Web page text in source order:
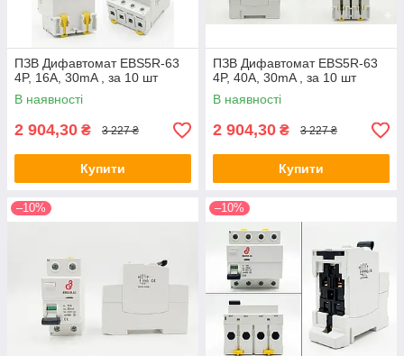
ПЗВ Дифавтомат EBS5R-63
4P, 16A, 30mA , за 10 шт
В наявності
2 904,30 ₴ 3 227 ₴
Купити
ПЗВ Дифавтомат EBS5R-63
4P, 40A, 30mA , за 10 шт
В наявності
2 904,30 ₴ 3 227 ₴
Купити
–10% –10%